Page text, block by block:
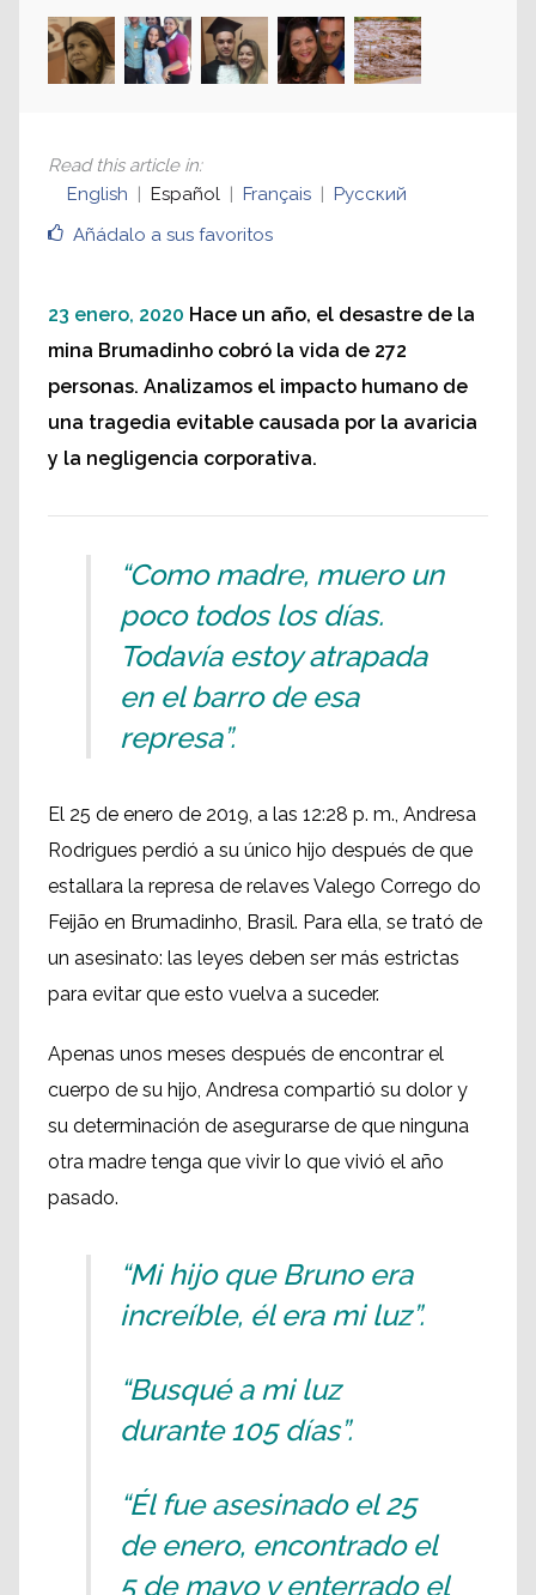
Añádalo a sus favoritos
Read this article in:
English
Español Français Русский
23 enero, 2020 Hace un año, el desastre de la
mina Brumadinho cobró la vida de 272
personas. Analizamos el impacto humano de
una tragedia evitable causada por la avaricia
y la negligencia corporativa.
“Como madre, muero un
poco todos los días.
Todavía estoy atrapada
en el barro de esa
represa”.
El 25 de enero de 2019, a las 12:28 p. m., Andresa
Rodrigues perdió a su único hijo después de que
estallara la represa de relaves Valego Corrego do
Feijão en Brumadinho, Brasil. Para ella, se trató de
un asesinato: las leyes deben ser más estrictas
para evitar que esto vuelva a suceder.
Apenas unos meses después de encontrar el
cuerpo de su hijo, Andresa compartió su dolor y
su determinación de asegurarse de que ninguna
otra madre tenga que vivir lo que vivió el año
pasado.
“Mi hijo que Bruno era
increíble, él era mi luz”.
“Busqué a mi luz
durante 105 días”.
“Él fue asesinado el 25
de enero, encontrado el
5 de mayo y enterrado el